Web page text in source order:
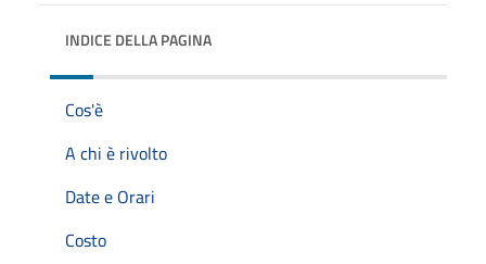
INDICE DELLA PAGINA
Cos'è
A chi è rivolto
Date e Orari
Costo